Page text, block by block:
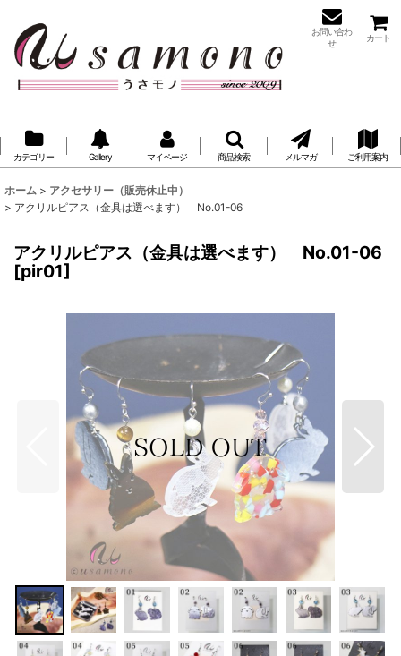
お問い合わ
せ
カート
カテゴリー Gallery マイページ 商品検索 メルマガ ご利用案内
ホーム > アクセサリー（販売休止中）
> アクリルピアス（金具は選べます） No.01-06
アクリルピアス（金具は選べます） No.01-06
[pir01]